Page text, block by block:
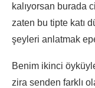
kalıyorsan burada
zaten bu tipte katı
şeyleri anlatmak
Benim ikinci
zira senden farklı